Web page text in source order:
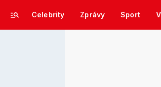
Celebrity Zprávy Sport